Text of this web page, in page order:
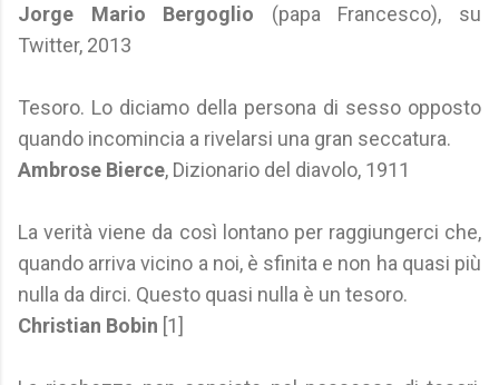
Jorge Mario Bergoglio (papa Francesco), su
Twitter, 2013
Tesoro. Lo diciamo della persona di sesso opposto
quando incomincia a rivelarsi una gran seccatura.
Ambrose Bierce, Dizionario del diavolo, 1911
La verità viene da così lontano per raggiungerci che,
quando arriva vicino a noi, è sfinita e non ha quasi più
nulla da dirci. Questo quasi nulla è un tesoro.
Christian Bobin [1]